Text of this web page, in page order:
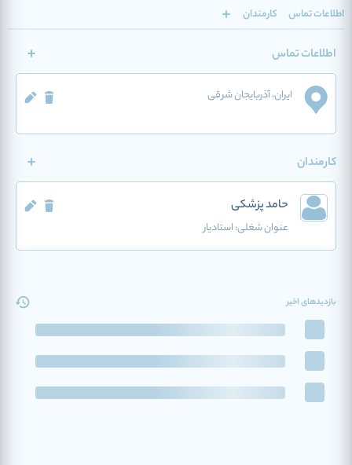
اطلاعات تماس کارمندان
اطلاعات تماس
ایران، آذربایجان شرقی
کارمندان
حامد پزشکی
عنوان شغلی:استادیار
بازدیدهای اخیر